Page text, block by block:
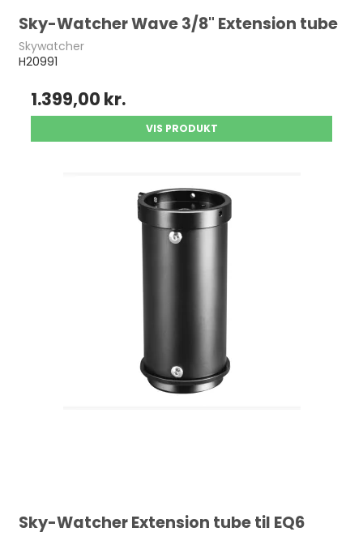
Sky-Watcher Wave 3/8" Extension tube
Skywatcher
H20991
1.399,00 kr.
VIS PRODUKT
Sky-Watcher Extension tube til EQ6